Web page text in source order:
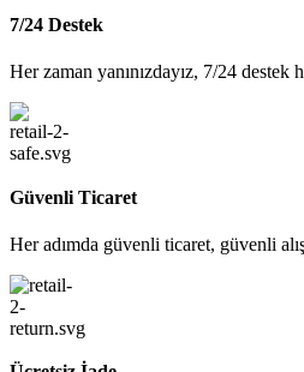
7/24 Destek
Her zaman yanınızdayız, 7/24 destek
Güvenli Ticaret
Her adımda güvenli ticaret, güvenli